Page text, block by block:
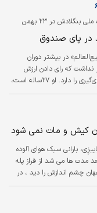
و مسافتی که کارگران طی
زیادی کمتر شده است.
نخستین انتخابات ملی بنگلادش در ۲۳ بهمن
در پای صندوق
در بیشتر دوران
نداشت که رای دادن ارزش
پیاده‌روی تا حوزه رای‌گیری را دارد. او ۲۷ساله است،
۲۰۱۸ و نه در انتخابات۲۰۲۴. او گفت: «رای من
مانند بسیاری از
او، آگاهی سیاسی رفیع‌العالم
شیخ حسینه، نخست‌وزیر
که احزاب مخالف و
کیش و مات نمی شود
بارانی سبک هوای آلوده
شست و بعد مدت ها می شد از فراز پله
چشم اندازش را دید ، در